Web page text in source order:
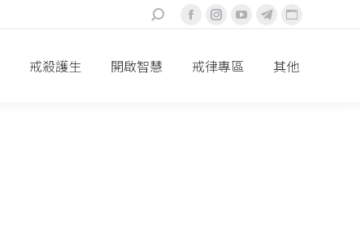
搜
Facebook
面
Instagram
面
YouTube
面
Telegram
面
Website
面
戒殺護生 開啟智慧 戒律專區 其他